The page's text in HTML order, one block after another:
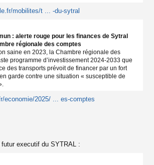
mobilites/t ... -du-sytral
: alerte rouge pour les finances de Sytral
régionale des comptes
saine en 2023, la Chambre régionale des
programme d’investissement 2024-2033 que
des transports prévoit de financer par un fort
garde contre une situation « susceptible de
economie/2025/ ... es-comptes
executif du SYTRAL :